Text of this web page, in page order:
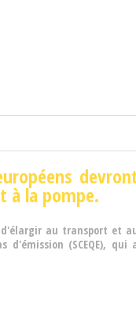
à la pompe.
d'élargir au transport et
(SCEQE), qui